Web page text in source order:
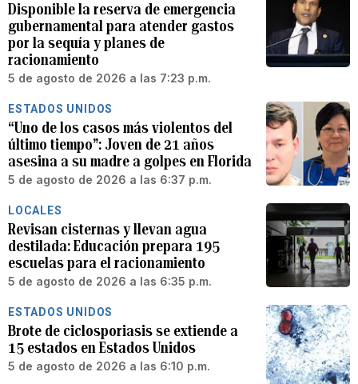
Disponible la reserva de emergencia
gubernamental para atender gastos
por la sequía y planes de
racionamiento
5 de agosto de 2026 a las 7:23 p.m.
ESTADOS UNIDOS
“Uno de los casos más violentos del
último tiempo”: Joven de 21 años
asesina a su madre a golpes en Florida
5 de agosto de 2026 a las 6:37 p.m.
LOCALES
Revisan cisternas y llevan agua
destilada: Educación prepara 195
escuelas para el racionamiento
5 de agosto de 2026 a las 6:35 p.m.
ESTADOS UNIDOS
Brote de ciclosporiasis se extiende a
15 estados en Estados Unidos
5 de agosto de 2026 a las 6:10 p.m.